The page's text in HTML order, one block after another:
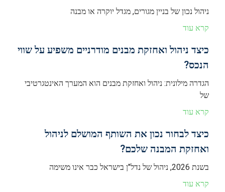
ניהול נכון של בניין מגורים, מגדל יוקרה או מבנה
קרא עוד
כיצד ניהול ואחזקת מבנים מודרניים משפיע על שווי
הנכס?
הגדרה מילונית: ניהול ואחזקת מבנים הוא המערך האינטגרטיבי
של
קרא עוד
כיצד לבחור נכון את השותף המושלם לניהול
ואחזקת המבנה שלכם?
בשנת 2026, ניהול של נדל"ן בישראל כבר אינו משימה
קרא עוד